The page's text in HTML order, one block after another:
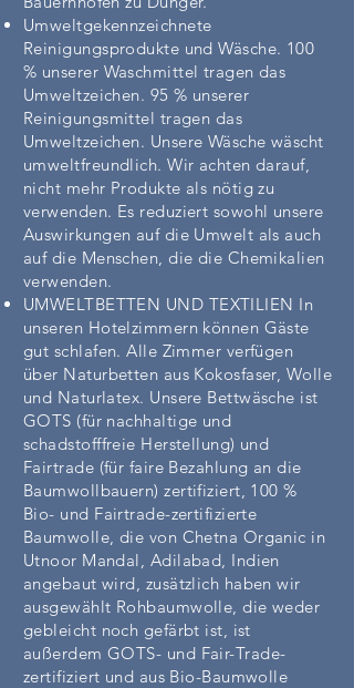
Umweltgekennzeichnete
Reinigungsprodukte und Wäsche. 100
% unserer Waschmittel tragen das
Umweltzeichen. 95 % unserer
Reinigungsmittel tragen das
Umweltzeichen. Unsere Wäsche wäscht
umweltfreundlich. Wir achten darauf,
nicht mehr Produkte als nötig zu
verwenden. Es reduziert sowohl unsere
Auswirkungen auf die Umwelt als auch
auf die Menschen, die die Chemikalien
verwenden.
UMWELTBETTEN UND TEXTILIEN In
unseren Hotelzimmern können Gäste
gut schlafen. Alle Zimmer verfügen
über Naturbetten aus Kokosfaser, Wolle
und Naturlatex. Unsere Bettwäsche ist
GOTS (für nachhaltige und
schadstofffreie Herstellung) und
Fairtrade (für faire Bezahlung an die
Baumwollbauern) zertifiziert, 100 %
Bio- und Fairtrade-zertifizierte
Baumwolle, die von Chetna Organic in
Utnoor Mandal, Adilabad, Indien
angebaut wird, zusätzlich haben wir
ausgewählt Rohbaumwolle, die weder
gebleicht noch gefärbt ist, ist
außerdem GOTS- und Fair-Trade-
zertifiziert und aus Bio-Baumwolle